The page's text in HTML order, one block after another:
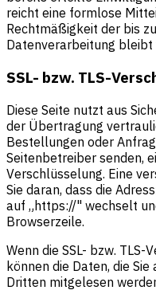
reicht eine formlose
Rechtmäßigkeit der bis
Datenverarbeitung
SSL- bzw. TLS-
Diese Seite nutzt aus
der Übertragung
Bestellungen oder
Seitenbetreiber senden,
Verschlüsselung. Eine
Sie daran, dass die
auf „https://" wechselt
Browserzeile.
Wenn die SSL- bzw.
können die Daten, die
Dritten mitgelesen